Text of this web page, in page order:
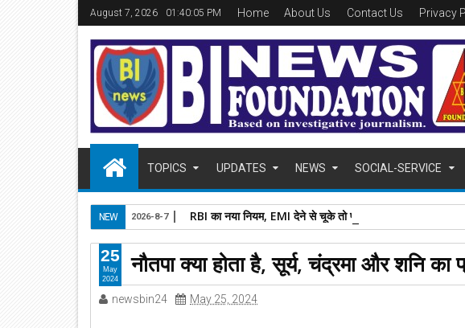
August 7, 2026 01:40:06 PM Home About Us Contact Us Privacy
TOPICS UPDATES NEWS SOCIAL-SERVICE
NEW RBI का नया नियम, EMI देने से चूके तो फोन हो जायगा LOCK,
2026-8-7
नौतपा क्या होता है, सूर्य, चंद्रमा और शनि का
newsbin24 May 25, 2024
25
May
2024